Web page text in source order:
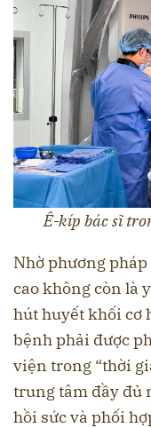
Ê-kíp bác sĩ
Nhờ phương
cao không còn là
hút huyết khối cơ
bệnh phải được
viện trong “thời
trung tâm đầy đủ
hồi sức và phối